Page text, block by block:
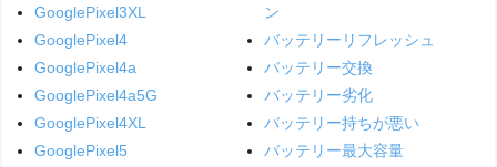
GooglePixel3XL
GooglePixel4
GooglePixel4a
GooglePixel4a5G
GooglePixel4XL
GooglePixel5
ン
バッテリーリフレッシュ
バッテリー交換
バッテリー劣化
バッテリー持ちが悪い
バッテリー最大容量